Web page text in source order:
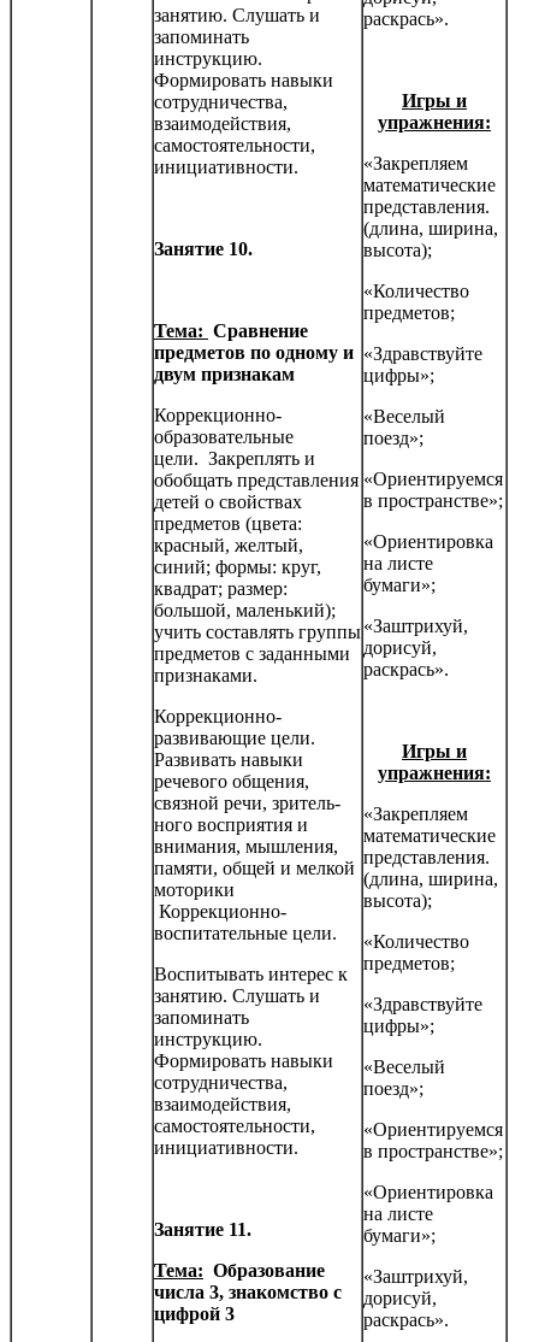
занятию. Слушать и
запоминать
инструкцию.
Формировать навыки
сотрудничества,
взаимодействия,
самостоятельности,
инициатив­ности.
Занятие 10.
Тема: Сравнение
предметов по одному и
двум признакам
Коррекционно-
образовательные
цели. Закреплять и
обобщать представления
детей о свойст­вах
предметов (цвета:
красный, желтый,
синий; формы: круг,
квадрат; размер:
большой, маленький);
учить составлять груп­пы
предметов с заданными
признаками.
Коррекционно-
развивающие цели.
Развивать навыки
речевого общения,
связной речи, зритель­
ного восприятия и
внимания, мышления,
памяти, общей и мелкой
моторики
Коррекционно-
воспитательные цели.
Воспитывать интерес к
занятию. Слушать и
запоминать
инструкцию.
Формировать навыки
сотрудничества,
взаимодействия,
самостоятельности,
инициатив­ности.
Занятие 11.
Тема: Образование
числа 3, знакомство с
цифрой 3
раскрась».
Игры и
упражнения:
«Закрепляем
математические
представления.
(длина, ширина,
высота);
«Количество
предметов;
«Здравствуйте
цифры»;
«Веселый
поезд»;
«Ориентируемся
в пространстве»;
«Ориентировка
на листе
бумаги»;
«Заштрихуй,
дорисуй,
раскрась».
Игры и
упражнения:
«Закрепляем
математические
представления.
(длина, ширина,
высота);
«Количество
предметов;
«Здравствуйте
цифры»;
«Веселый
поезд»;
«Ориентируемся
в пространстве»;
«Ориентировка
на листе
бумаги»;
«Заштрихуй,
дорисуй,
раскрась».